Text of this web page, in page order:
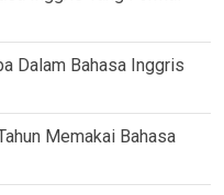
Dalam Bahasa Inggris
Memakai Bahasa